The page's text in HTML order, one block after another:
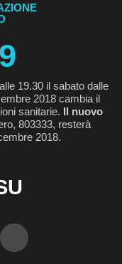
19.30 il sabato dalle
2018 cambia il
sanitarie. Il nuovo
803333, resterà
2018.